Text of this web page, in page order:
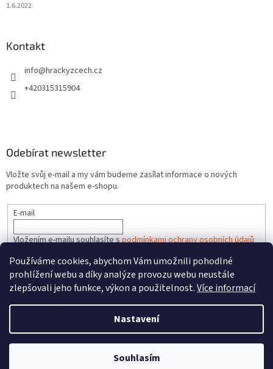
Používáme cookies, abychom Vám umožnili pohodlné
prohlížení webu a díky analýze provozu webu neustále
zlepšovali jeho funkce, výkon a použitelnost.Více informací
Nastavení
Souhlasím
1.6.2022
Kontakt
info@hrackyzcech.cz
+420315315904
Odebírat newsletter
Vložte svůj e-mail a my vám budeme zasílat informace o nových
produktech na našem e-shopu.
E-mail
Vložením e-mailu souhlasíte spodmínkami ochrany osobních údajů
PŘIHLÁSIT SE
Vytvořil Shoptet
HRACKYzCECH.cz. Všechna práva vyhrazena.